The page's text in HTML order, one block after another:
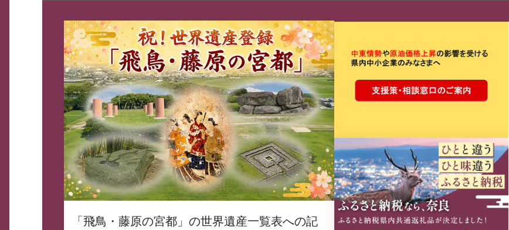
「飛鳥・藤原の宮都」の世界遺産一覧表への記